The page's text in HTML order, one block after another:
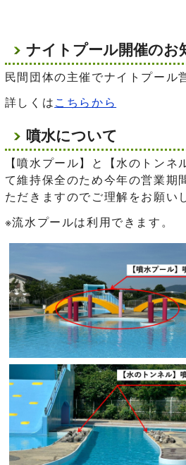
ナイトプール開催のお
民間団体の主催でナイトプール
詳しくはこちらから
噴水について
【噴水プール】と【水のトンネ
て維持保全のため今年の営業期
ただきますのでご理解をお願い
※流水プールは利用できます。